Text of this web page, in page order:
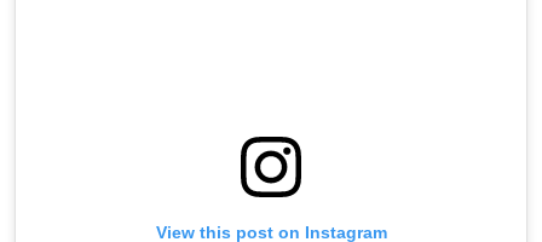
View this post on Instagram